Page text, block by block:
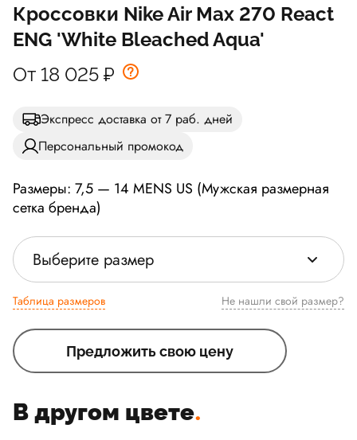
Кроссовки Nike Air Max 270 React
ENG 'White Bleached Aqua'
От 18 025 ₽
Экспресс доставка от 7 раб. дней
Персональный промокод
Размеры: 7,5 — 14 MENS US (Мужская размерная
сетка бренда)
Выберите размер
Таблица размеров Не нашли свой размер?
Предложить свою цену
В другом цвете.